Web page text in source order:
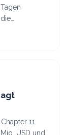
einem
11
USD und